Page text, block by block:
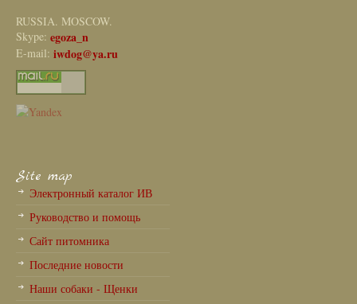
RUSSIA. MOSCOW.
Skype: egoza_n
E-mail: iwdog@ya.ru
Site map
Электронный каталог ИВ
Руководство и помощь
Сайт питомника
Последние новости
Наши собаки - Щенки